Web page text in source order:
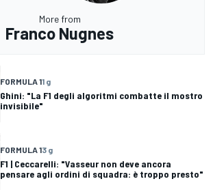
More from
Franco Nugnes
FORMULA 11 g
Ghini: "La F1 degli algoritmi combatte il mostro
invisibile"
FORMULA 13 g
F1 | Ceccarelli: "Vasseur non deve ancora
pensare agli ordini di squadra: è troppo presto"